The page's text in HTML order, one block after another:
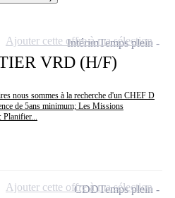
VRD (H/F)
nous sommes à la recherche d'un CHEF D
de 5ans minimum; Les Missions
Planifier...
IntérimTemps plein
Ajouter cette offre à ma sélection
CDDTemps plein
Ajouter cette offre à ma sélection